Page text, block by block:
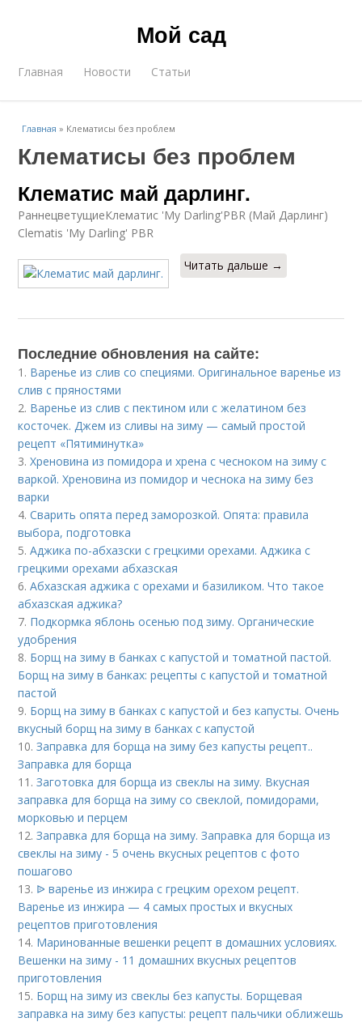
Мой сад
Главная Новости Статьи
Главная » Клематисы без проблем
Клематисы без проблем
Клематис май дарлинг.
РаннецветущиеКлематис 'My Darling'PBR (Май Дарлинг)
Clematis 'My Darling' PBR
Читать дальше →
Последние обновления на сайте:
1. Варенье из слив со специями. Оригинальное варенье из
слив с пряностями
2. Варенье из слив с пектином или с желатином без
косточек. Джем из сливы на зиму — самый простой
рецепт «Пятиминутка»
3.Хреновина из помидора и хрена с чесноком на зиму с
варкой. Хреновина из помидор и чеснока на зиму без
варки
4.Сварить опята перед заморозкой. Опята: правила
выбора, подготовка
5.Аджика по-абхазски с грецкими орехами. Аджика с
грецкими орехами абхазская
6.Абхазская аджика с орехами и базиликом. Что такое
абхазская аджика?
7. Подкормка яблонь осенью под зиму. Органические
удобрения
8. Борщ на зиму в банках с капустой и томатной пастой.
Борщ на зиму в банках: рецепты с капустой и томатной
пастой
9. Борщ на зиму в банках с капустой и без капусты. Очень
вкусный борщ на зиму в банках с капустой
10.Заправка для борща на зиму без капусты рецепт..
Заправка для борща
11.Заготовка для борща из свеклы на зиму. Вкусная
заправка для борща на зиму со свеклой, помидорами,
морковью и перцем
12.Заправка для борща на зиму. Заправка для борща из
свеклы на зиму - 5 очень вкусных рецептов с фото
пошагово
13. ᐉ варенье из инжира с грецким орехом рецепт.
Варенье из инжира — 4 самых простых и вкусных
рецептов приготовления
14. Маринованные вешенки рецепт в домашних условиях.
Вешенки на зиму - 11 домашних вкусных рецептов
приготовления
15. Борщ на зиму из свеклы без капусты. Борщевая
заправка на зиму без капусты: рецепт пальчики оближешь